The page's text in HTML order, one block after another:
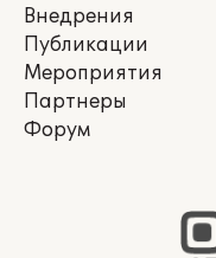
Внедрения
Публикации
Мероприятия
Партнеры
Форум